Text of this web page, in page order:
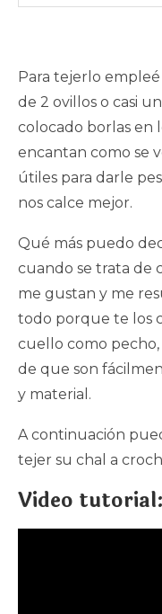
Para tejerlo empleé
de 2 ovillos o casi
colocado borlas en
encantan como se
útiles para darle
nos calce mejor.
Qué más puedo
cuando se trata de
me gustan y me
todo porque te los
cuello como
de que son
y material.
A continuación
tejer su chal a
Video tutorial: